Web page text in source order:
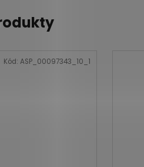
Kód: ASP_00097343_10_1